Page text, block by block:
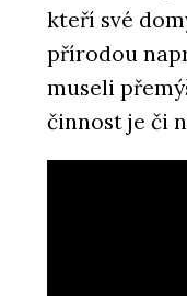
kteří své
přírodou
museli
činnost je či